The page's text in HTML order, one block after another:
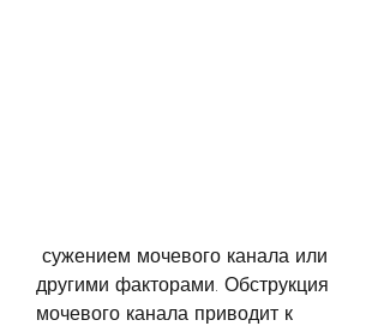
другими факторами. Обструкция
мочевого канала приводит к